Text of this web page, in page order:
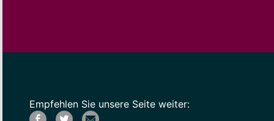
Empfehlen Sie unsere Seite weiter: